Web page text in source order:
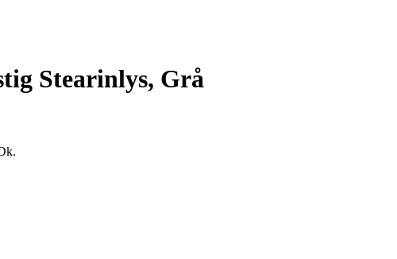
Stearinlys, Grå